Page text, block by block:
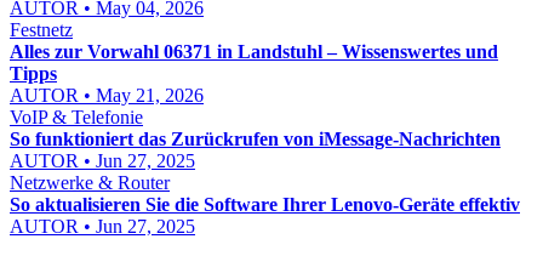
AUTOR • May 04, 2026
Festnetz
Alles zur Vorwahl 06371 in Landstuhl – Wissenswertes und
Tipps
AUTOR • May 21, 2026
VoIP & Telefonie
So funktioniert das Zurückrufen von iMessage-Nachrichten
AUTOR • Jun 27, 2025
Netzwerke & Router
So aktualisieren Sie die Software Ihrer Lenovo-Geräte effektiv
AUTOR • Jun 27, 2025